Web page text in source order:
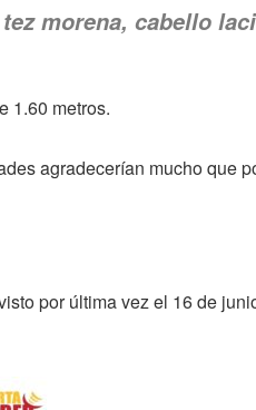
morena, cabello
1.60 metros.
agradecerían mucho que
por última vez el 16 de